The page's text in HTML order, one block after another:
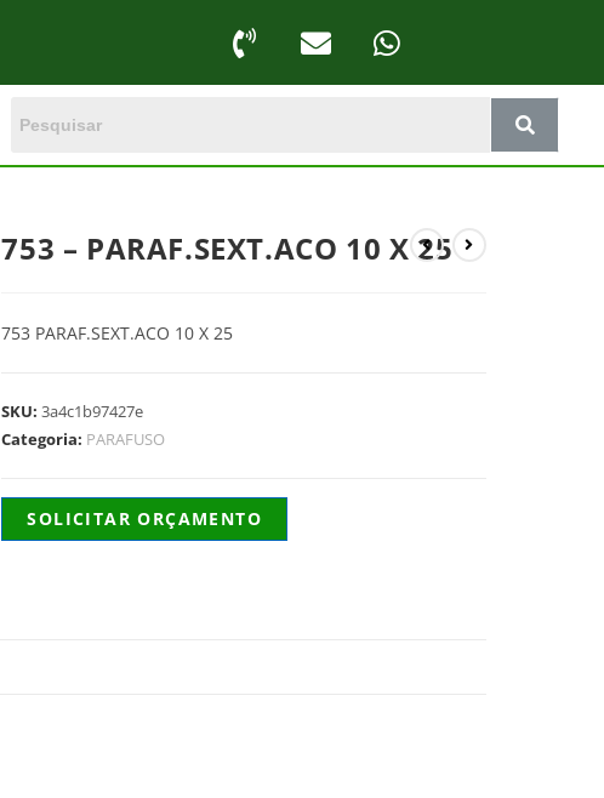
753 – PARAF.SEXT.ACO 10 X 25
753 PARAF.SEXT.ACO 10 X 25
SKU:3a4c1b97427e
Categoria: PARAFUSO
SOLICITAR ORÇAMENTO